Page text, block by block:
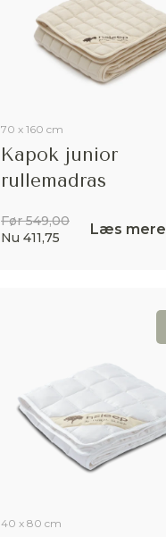
70 x 160 cm
Kapok junior
rullemadras
Før 549,00
Nu 411,75
Læs mere
40 x 80 cm